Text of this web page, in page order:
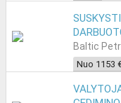
Baltic
Nuo 1153